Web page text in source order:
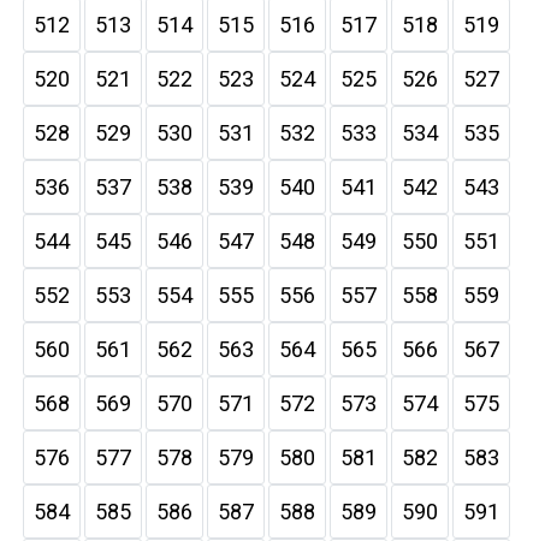
512 513 514 515 516 517 518 519
520 521 522 523 524 525 526 527
528 529 530 531 532 533 534 535
536 537 538 539 540 541 542 543
544 545 546 547 548 549 550 551
552 553 554 555 556 557 558 559
560 561 562 563 564 565 566 567
568 569 570 571 572 573 574 575
576 577 578 579 580 581 582 583
584 585 586 587 588 589 590 591